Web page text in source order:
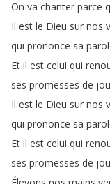
On va chanter parce
Il est le Dieu sur nos
qui prononce sa
Et il est celui qui
ses promesses de
Il est le Dieu sur nos
qui prononce sa
Et il est celui qui
ses promesses de